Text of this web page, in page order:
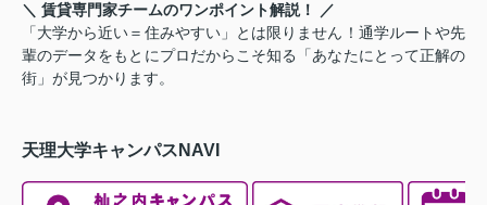
＼ 賃貸専門家チームのワンポイント解説！ ／
「大学から近い＝住みやすい」とは限りません！通学ルートや先
輩のデータをもとにプロだからこそ知る「あなたにとって正解の
街」が見つかります。
天理大学キャンパスNAVI